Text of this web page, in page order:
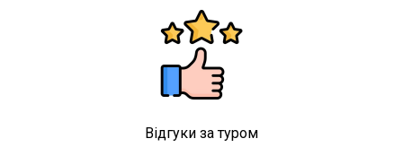
Відгуки за туром